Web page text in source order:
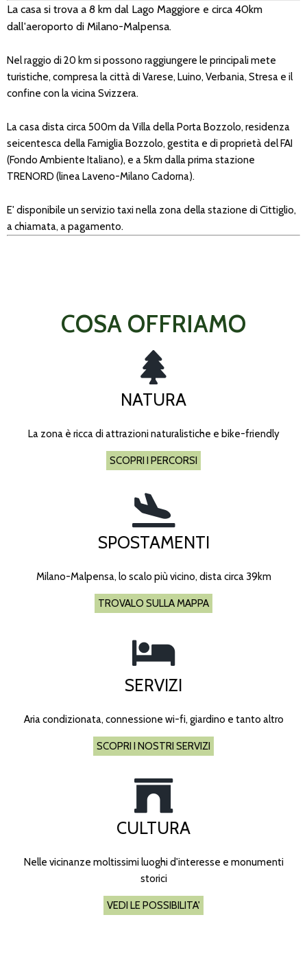
La casa si trova a 8 km dal Lago Maggiore e circa 40km
dall'aeroporto di Milano-Malpensa.
Nel raggio di 20 km si possono raggiungere le principali mete
turistiche, compresa la città di Varese, Luino, Verbania, Stresa e il
confine con la vicina Svizzera.
La casa dista circa 500m da Villa della Porta Bozzolo, residenza
seicentesca della Famiglia Bozzolo, gestita e di proprietà del FAI
(Fondo Ambiente Italiano), e a 5km dalla prima stazione
TRENORD (linea Laveno-Milano Cadorna).
E' disponibile un servizio taxi nella zona della stazione di Cittiglio,
a chiamata, a pagamento.
COSA OFFRIAMO
NATURA
La zona è ricca di attrazioni naturalistiche e bike-friendly
SCOPRI I PERCORSI
SPOSTAMENTI
Milano-Malpensa, lo scalo più vicino, dista circa 39km
TROVALO SULLA MAPPA
SERVIZI
Aria condizionata, connessione wi-fi, giardino e tanto altro
SCOPRI I NOSTRI SERVIZI
CULTURA
Nelle vicinanze moltissimi luoghi d'interesse e monumenti
storici
VEDI LE POSSIBILITA'